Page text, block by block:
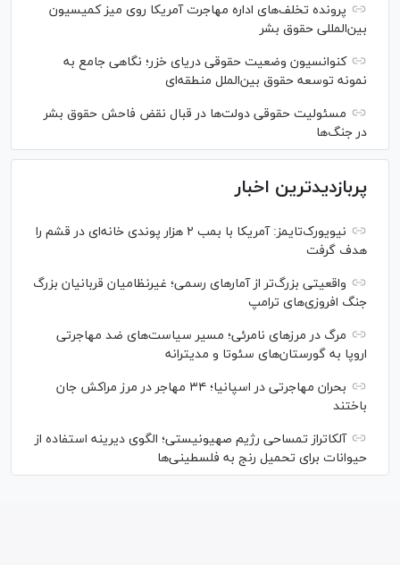
پرونده تخلف‌های اداره مهاجرت آمریکا روی میز کمیسیون
بین‌المللی حقوق بشر
کنوانسیون وضعیت حقوقی دریای خزر؛ نگاهی جامع به
نمونه توسعه حقوق بین‌الملل منطقه‌ای
مسئولیت حقوقی دولت‌ها در قبال نقض‌ فاحش حقوق بشر
در جنگ‌ها
پربازدیدترین اخبار
نیویورک‌تایمز: آمریکا با بمب ۲ هزار پوندی خانه‌ای در قشم را
هدف گرفت
واقعیتی بزرگ‌تر از آمار‌های رسمی؛ غیرنظامیان قربانیان بزرگ
جنگ افروزی‌های ترامپ
مرگ در مرز‌های نامرئی؛ مسیر سیاست‌های ضد مهاجرتی
اروپا به گورستان‌های سئوتا و مدیترانه
بحران مهاجرتی در اسپانیا؛ ۳۴ مهاجر در مرز مراکش جان
باختند
آلکاتراز تمساحی رژیم صهیونیستی؛ الگوی دیرینه استفاده از
حیوانات برای تحمیل رنج به فلسطینی‌ها